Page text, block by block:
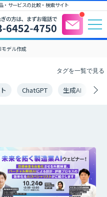
・サービスの比較・検索サイト
モデル作成
ChatGPT 生成AI
タグを一覧で見る